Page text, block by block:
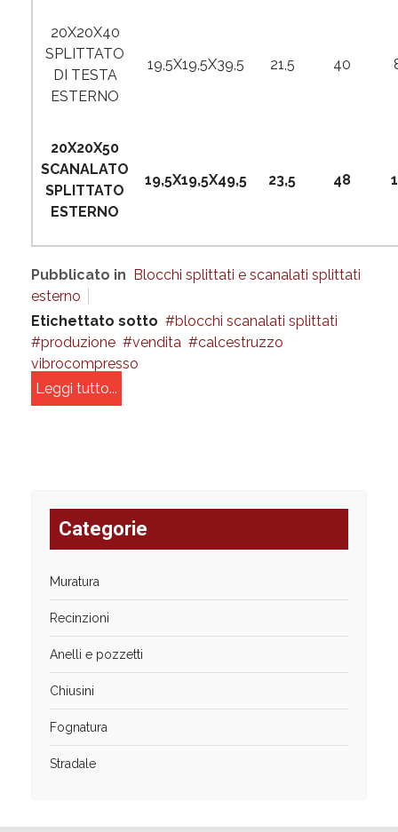
20X20X40
SPLITTATO
DI TESTA
ESTERNO
19,5X19,5X39,5 21,5 40
20X20X50
SCANALATO
SPLITTATO
ESTERNO
19,5X19,5X49,5 23,5 48
Pubblicato in Blocchi splittati e scanalati splittati
esterno
Etichettato sotto
blocchi scanalati splittati
produzione
vendita
calcestruzzo
vibrocompresso
Leggi tutto...
Categorie
Muratura
Recinzioni
Anelli e pozzetti
Chiusini
Fognatura
Stradale